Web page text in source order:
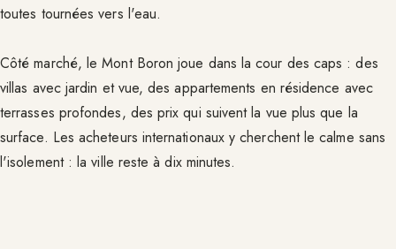
toutes tournées vers l'eau.
Côté marché, le Mont Boron joue dans la cour des caps : des
villas avec jardin et vue, des appartements en résidence avec
terrasses profondes, des prix qui suivent la vue plus que la
surface. Les acheteurs internationaux y cherchent le calme sans
l'isolement : la ville reste à dix minutes.